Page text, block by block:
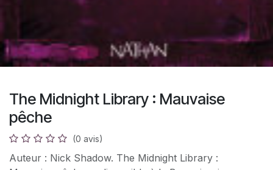
The Midnight Library : Mauvaise
pêche
(0 avis)
Auteur : Nick Shadow. The Midnight Library :